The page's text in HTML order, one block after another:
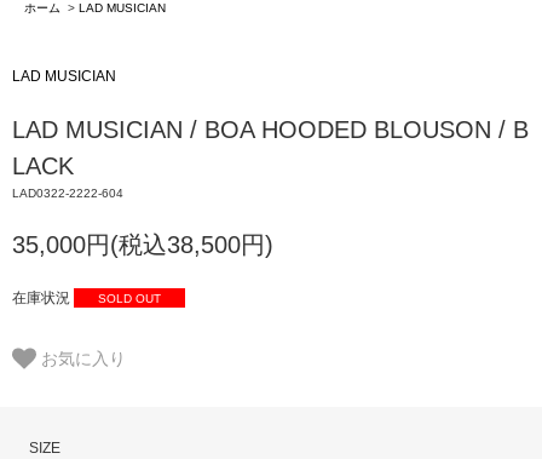
ホーム > LAD MUSICIAN
LAD MUSICIAN
LAD MUSICIAN / BOA HOODED BLOUSON / B
LACK
LAD0322-2222-604
35,000円(税込38,500円)
在庫状況 SOLD OUT
お気に入り
SIZE